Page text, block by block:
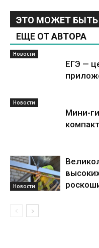
ЭТО МОЖЕТ БЫТЬ
ЕЩЕ ОТ АВТОРА
Новости
ЕГЭ —
Новости
Мини-
Новости